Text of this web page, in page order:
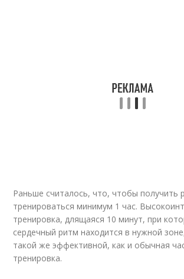
Раньше считалось, что, чтобы получить
тренироваться минимум 1 час.
тренировка, длящаяся 10 минут, при
сердечный ритм находится в нужной
такой же эффективной, как и обычная
тренировка.